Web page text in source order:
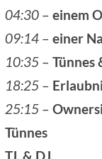
04:30 – einem
09:14 – einer
10:35 – Tünnes
18:25 –
25:15 –
Tünnes
TJ. & DJ.